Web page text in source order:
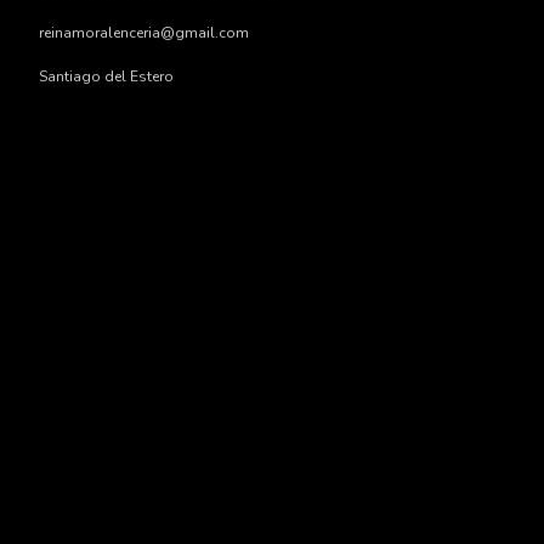
reinamoralenceria@gmail.com
Santiago del Estero